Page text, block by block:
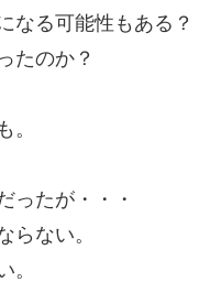
なる可能性もある？
たのか？
。
ったが・・・
らない。
。